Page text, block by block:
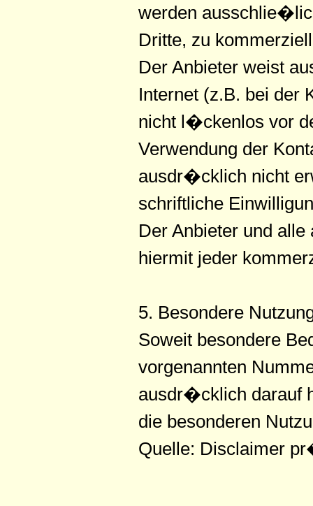
werden
Dritte, zu
Der Anbieter weist
Internet (z.B. bei der
nicht l�ckenlos vor
Verwendung der
ausdr�cklich nicht
schriftliche
Der Anbieter und
hiermit jeder
5. Besondere
Soweit besondere
vorgenannten
ausdr�cklich darauf
die besonderen
Quelle: Disclaimer